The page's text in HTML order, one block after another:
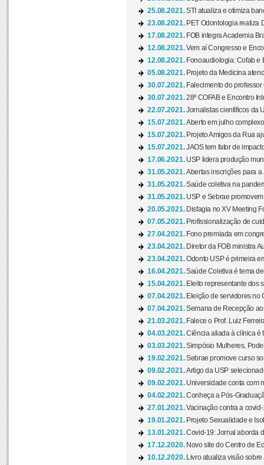
25.08.2021.STI atualiza e otimiza
23.08.2021. PET Odontologia realiza
17.08.2021. FOB integra Academia
12.08.2021.Vem aí Congresso e
12.08.2021. Fonoaudiologia: Cofab e
05.08.2021. Projeto da Medicina
30.07.2021. Falecimento do
30.07.2021.28º COFAB e Encontro
22.07.2021.Jornalistas científicos da
15.07.2021.Aberto em julho
15.07.2021. Projeto Amigos da Rua
15.07.2021.JAOS tem fator de
17.06.2021. USP lidera produção
31.05.2021.Abertas inscrições para
31.05.2021.Saúde coletiva na
31.05.2021. USP e Sebrae
20.05.2021. Disfagia no XV Meeting
07.05.2021. Profissionalização de
27.04.2021. Fono premiada em
23.04.2021. Diretor da FOB ministra
23.04.2021.Odonto USP é primeira
16.04.2021.Saúde Coletiva é tema
15.04.2021. Eleito representante dos
07.04.2021. Eleição de servidores no
07.04.2021.Semana de Recepção
21.03.2021. Falece o Prof. Luiz
04.03.2021.Ciência aliada à clínica é
03.03.2021.Simpósio Mulheres,
19.02.2021.Sebrae promove curso
09.02.2021.Artigo da USP
09.02.2021. Universidade conta com
04.02.2021.Conheça a Pós-
27.01.2021.Vacinação contra a
19.01.2021. Projeto Sexualidade e
13.01.2021.Covid-19: Jornal aborda
17.12.2020. Novo site do Centro de
10.12.2020.
Livro atualiza visão